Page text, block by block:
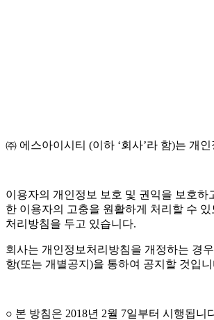
㈜ 에스아이시티 (이하 ‘회사’라 함)는 개
이용자의 개인정보 보호 및 권익을 보호하
한 이용자의 고충을 원활하게 처리할 수
처리방침을 두고 있습니다.
회사는 개인정보처리방침을 개정하는 경
항(또는 개별공지)을 통하여 공지할 것입니
○ 본 방침은 2018년 2월 7일부터 시행됩니